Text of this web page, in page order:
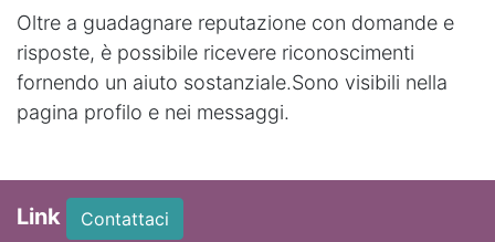
Oltre a guadagnare reputazione con domande e
risposte, è possibile ricevere riconoscimenti
fornendo un aiuto sostanziale.Sono visibili nella
pagina profilo e nei messaggi.
Link
Contattaci